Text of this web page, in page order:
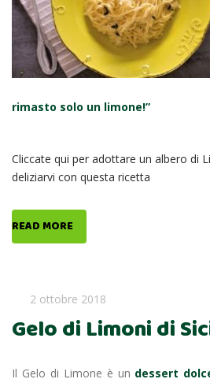
rimasto solo un limone!”
Cliccate qui per adottare un albero di
deliziarvi con questa ricetta
READ MORE
2 ottobre 2018
Gelo di Limoni di
Il Gelo di Limone è un dessert